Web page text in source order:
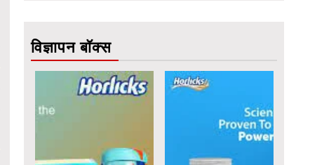
विज्ञापन बॉक्स